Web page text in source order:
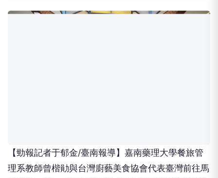
【勁報記者于郁金/臺南報導】嘉南藥理大學餐旅管
理系教師曾楷勛與台灣廚藝美食協會代表臺灣前往馬